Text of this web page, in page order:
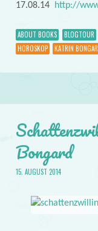
17.08.14 http://
ABOUT BOOKS BLOGTOUR
HOROSKOP
KATRIN
Bongard
15. AUGUST 2014